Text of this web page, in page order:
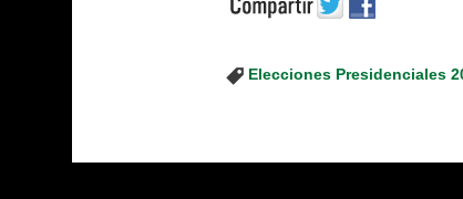
Elecciones Presidenciales